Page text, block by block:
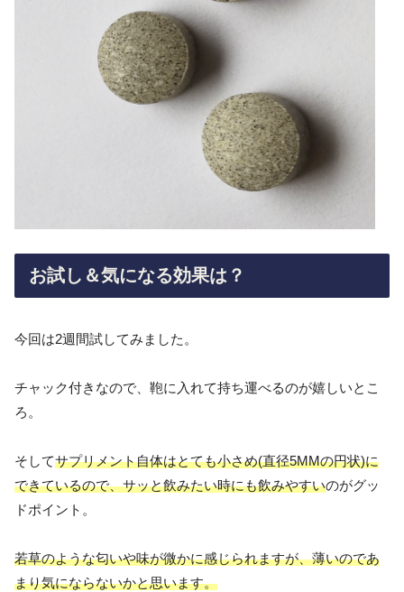
お試し＆気になる効果は？
今回は2週間試してみました。
チャック付きなので、鞄に入れて持ち運べるのが嬉しいとこ
ろ。
そしてサプリメント自体はとても小さめ(直径5MMの円状)に
できているので、サッと飲みたい時にも飲みやすいのがグッ
ドポイント。
若草のような匂いや味が微かに感じられますが、薄いのであ
まり気にならないかと思います。